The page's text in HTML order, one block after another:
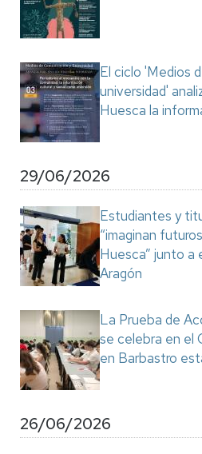
El ciclo 'Medios
universidad'
Huesca la
29/06/2026
Estudiantes y
“imaginan
Huesca” junto a
Aragón
La Prueba de
se celebra en el
en Barbastro
26/06/2026